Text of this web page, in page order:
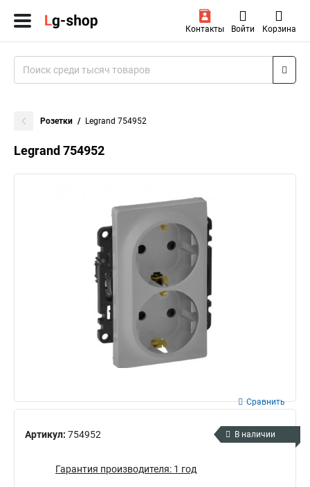
Контакты Войти Корзина
Розетки Legrand 754952
Legrand 754952
Артикул: 754952
Сравнить
В наличии
Гарантия производителя: 1 год